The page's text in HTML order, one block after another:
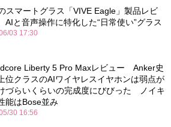
スマートグラス「VIVE Eagle」製品レビ
と音声操作に特化した“日常使い”グラス
03 17:30
Liberty 5 Pro Maxレビュー Anker史
位クラスのAIワイヤレスイヤホンは弱点が
づらいくらいの完成度にびびった ノイキ
能はBose並み
30 16:56